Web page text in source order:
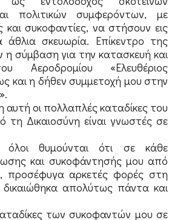
πολιτικών συμφερόντων, με
και συκοφαντίες, να στήσουν εις
σκευωρία. Επίκεντρο της
η σύμβαση για την κατασκευή και
Αεροδρομίου «Ελευθέριος
και η δήθεν συμμετοχή μου στην
αυτή οι πολλαπλές καταδίκες του
Δικαιοσύνη είναι γνωστές σε
θυμούνται ότι σε κάθε
και συκοφάντησής μου από
προσέφυγα αρκετές φορές στη
δικαιώθηκα απολύτως πάντα και
των συκοφαντών μου σε